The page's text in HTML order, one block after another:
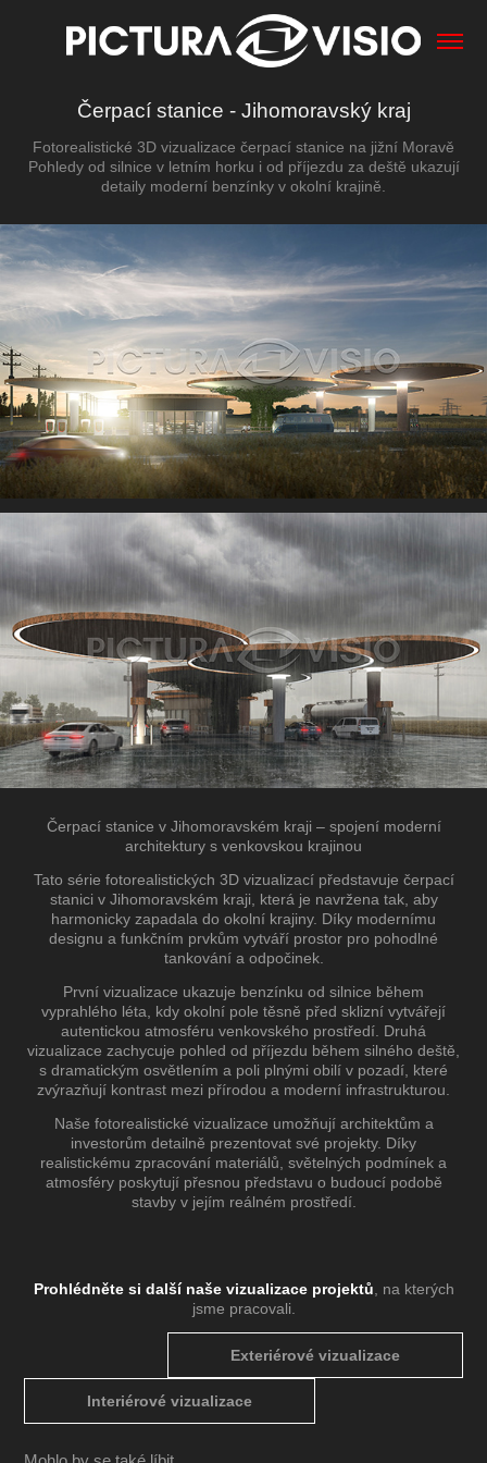
Čerpací stanice - Jihomoravský kraj
Fotorealistické 3D vizualizace čerpací stanice na jižní Moravě
Pohledy od silnice v letním horku i od příjezdu za deště ukazují
Čerpací stanice v Jihomoravském kraji – spojení moderní
architektury s venkovskou krajinou
Tato série fotorealistických 3D vizualizací představuje čerpací
stanici v Jihomoravském kraji, která je navržena tak, aby
harmonicky zapadala do okolní krajiny. Díky modernímu
designu a funkčním prvkům vytváří prostor pro pohodlné
tankování a odpočinek.
První vizualizace ukazuje benzínku od silnice během
vyprahlého léta, kdy okolní pole těsně před sklizní vytvářejí
autentickou atmosféru venkovského prostředí. Druhá
vizualizace zachycuje pohled od příjezdu během silného deště,
s dramatickým osvětlením a poli plnými obilí v pozadí, které
zvýrazňují kontrast mezi přírodou a moderní infrastrukturou.
Naše fotorealistické vizualizace umožňují architektům a
investorům detailně prezentovat své projekty. Díky
realistickému zpracování materiálů, světelných podmínek a
atmosféry poskytují přesnou představu o budoucí podobě
stavby v jejím reálném prostředí.
Prohlédněte si další naše vizualizace projektů , na kterých
jsme pracovali.
Exteriérové vizualizace
Interiérové vizualizace